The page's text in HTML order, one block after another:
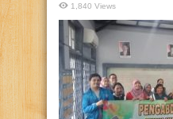
1,840 Views